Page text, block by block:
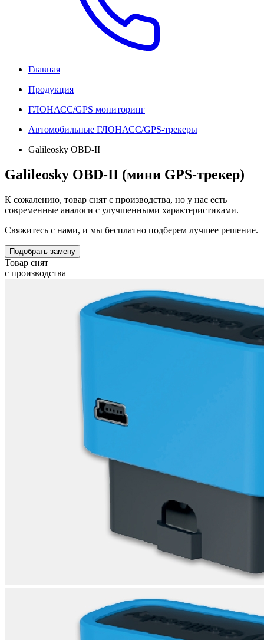
Главная
Продукция
ГЛОНАСС/GPS мониторинг
Автомобильные ГЛОНАСС/GPS-трекеры
Galileosky OBD-II
Galileosky OBD-II (мини GPS-трекер)
К сожалению, товар снят с производства, но у нас есть
современные аналоги с улучшенными характеристиками.
Свяжитесь с нами, и мы бесплатно подберем лучшее решение.
Подобрать замену
Товар снят
с производства